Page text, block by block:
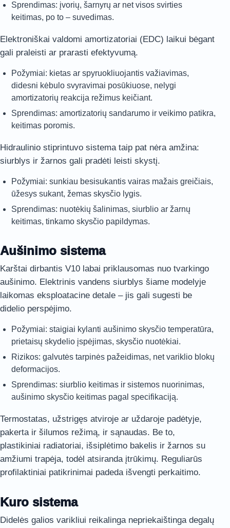
Sprendimas: įvorių, šarnyrų ar net visos svirties
keitimas, po to – suvedimas.
Elektroniškai valdomi amortizatoriai (EDC) laikui bėgant
gali praleisti ar prarasti efektyvumą.
Požymiai: kietas ar spyruokliuojantis važiavimas,
didesni kėbulo svyravimai posūkiuose, nelygi
amortizatorių reakcija režimus keičiant.
Sprendimas: amortizatorių sandarumo ir veikimo patikra,
keitimas poromis.
Hidraulinio stiprintuvo sistema taip pat nėra amžina:
siurblys ir žarnos gali pradėti leisti skystį.
Požymiai: sunkiau besisukantis vairas mažais greičiais,
ūžesys sukant, žemas skysčio lygis.
Sprendimas: nuotėkių šalinimas, siurblio ar žarnų
keitimas, tinkamo skysčio papildymas.
Aušinimo sistema
Karštai dirbantis V10 labai priklausomas nuo tvarkingo
aušinimo. Elektrinis vandens siurblys šiame modelyje
laikomas eksploatacine detale – jis gali sugesti be
didelio perspėjimo.
Požymiai: staigiai kylanti aušinimo skysčio temperatūra,
prietaisų skydelio įspėjimas, skysčio nuotėkiai.
Rizikos: galvutės tarpinės pažeidimas, net variklio blokų
deformacijos.
Sprendimas: siurblio keitimas ir sistemos nuorinimas,
aušinimo skysčio keitimas pagal specifikaciją.
Termostatas, užstrigęs atviroje ar uždaroje padėtyje,
pakerta ir šilumos režimą, ir sąnaudas. Be to,
plastikiniai radiatoriai, išsiplėtimo bakelis ir žarnos su
amžiumi trapėja, todėl atsiranda įtrūkimų. Reguliarūs
profilaktiniai patikrinimai padeda išvengti perkaitimo.
Kuro sistema
Didelės galios varikliui reikalinga nepriekaištinga degalų